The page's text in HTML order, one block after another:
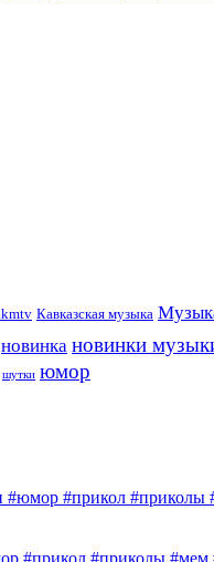
Кавказская музыка
новинка новинки
шутки юмор
#юмор #прикол #приколы